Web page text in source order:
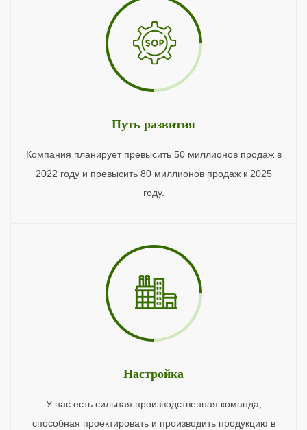
Путь развития
Компания планирует превысить 50 миллионов продаж в
2022 году и превысить 80 миллионов продаж к 2025
году.
Настройка
У нас есть сильная производственная команда,
способная проектировать и производить продукцию в